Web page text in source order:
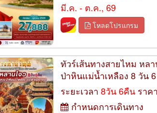
มี.ค. - ต.ค., 69
โหลดโปรแกรม
ทัวร์เส้นทางสายไหม หล
ป่าหินแม่น้ำเหลือง 8 วัน
ระยะเวลา8วัน 6คืน ราค
กำหนดการเดินทาง